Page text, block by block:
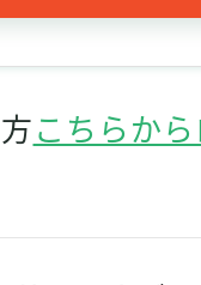
こちらか